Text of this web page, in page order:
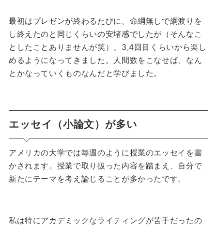
最初はプレゼンが終わるたびに、命綱無しで綱渡りを
し終えたのと同じくらいの安堵感でしたが（そんなこ
としたことありませんが笑）、3,4回目くらいから楽し
めるようになってきました。 人間数をこなせば、なん
とかなっていくものなんだと学びました。
エッセイ（小論文）が多い
アメリカの大学では毎週のように授業のエッセイを書
かされます。 授業で取り扱った内容を踏まえ、自分で
新たにテーマを考え論じることが多かったです。
私は特にアカデミックなライティングが苦手だったの